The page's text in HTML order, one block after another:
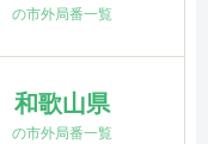
の市外局番一覧
和歌山県
の市外局番一覧